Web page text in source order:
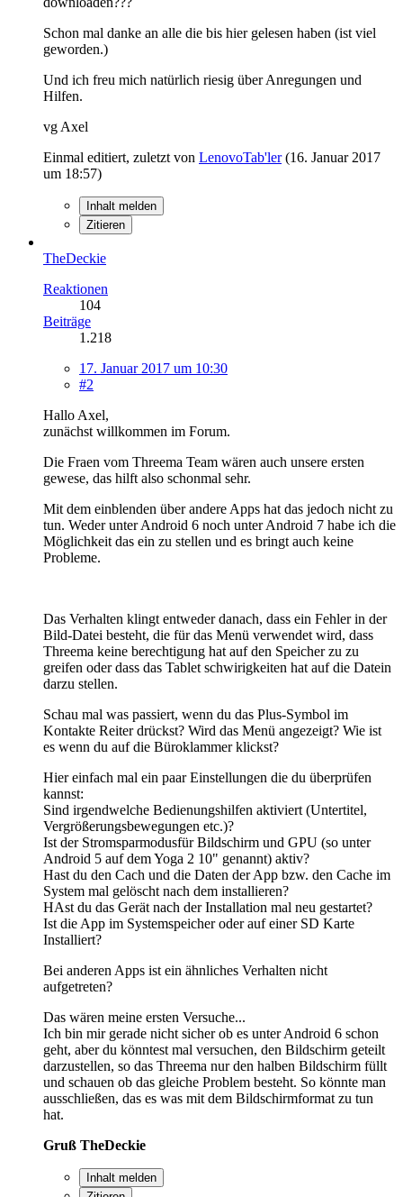
Schon mal danke an alle die bis hier gelesen haben (ist viel
geworden.)
Und ich freu mich natürlich riesig über Anregungen und
Hilfen.
vg Axel
Einmal editiert, zuletzt von LenovoTab'ler(16. Januar 2017
um 18:57)
Inhalt melden
Zitieren
TheDeckie
Reaktionen
104
Beiträge
1.218
17. Januar 2017 um 10:30
#2
Hallo Axel,
zunächst willkommen im Forum.
Die Fraen vom Threema Team wären auch unsere ersten
gewese, das hilft also schonmal sehr.
Mit dem einblenden über andere Apps hat das jedoch nicht zu
tun. Weder unter Android 6 noch unter Android 7 habe ich die
Möglichkeit das ein zu stellen und es bringt auch keine
Probleme.
Das Verhalten klingt entweder danach, dass ein Fehler in der
Bild-Datei besteht, die für das Menü verwendet wird, dass
Threema keine berechtigung hat auf den Speicher zu zu
greifen oder dass das Tablet schwirigkeiten hat auf die Datein
darzu stellen.
Schau mal was passiert, wenn du das Plus-Symbol im
Kontakte Reiter drückst? Wird das Menü angezeigt? Wie ist
es wenn du auf die Büroklammer klickst?
Hier einfach mal ein paar Einstellungen die du überprüfen
kannst:
Sind irgendwelche Bedienungshilfen aktiviert (Untertitel,
Vergrößerungsbewegungen etc.)?
Ist der Stromsparmodusfür Bildschirm und GPU (so unter
Android 5 auf dem Yoga 2 10" genannt) aktiv?
Hast du den Cach und die Daten der App bzw. den Cache im
System mal gelöscht nach dem installieren?
HAst du das Gerät nach der Installation mal neu gestartet?
Ist die App im Systemspeicher oder auf einer SD Karte
Installiert?
Bei anderen Apps ist ein ähnliches Verhalten nicht
aufgetreten?
Das wären meine ersten Versuche...
Ich bin mir gerade nicht sicher ob es unter Android 6 schon
geht, aber du könntest mal versuchen, den Bildschirm geteilt
darzustellen, so das Threema nur den halben Bildschirm füllt
und schauen ob das gleiche Problem besteht. So könnte man
ausschließen, das es was mit dem Bildschirmformat zu tun
hat.
Gruß TheDeckie
Inhalt melden